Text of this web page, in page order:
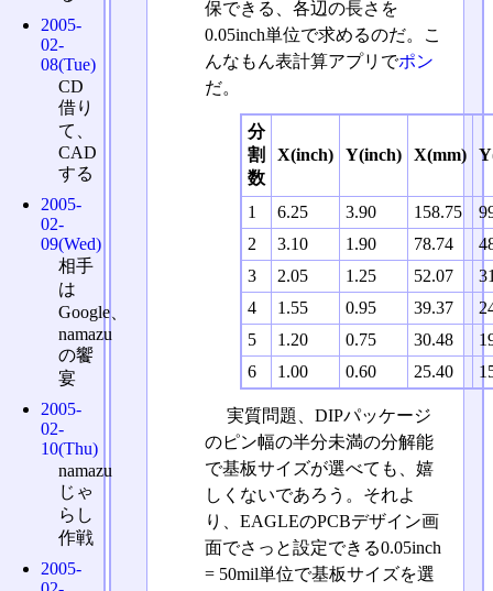
保できる、各辺の長さを
0.05inch単位で求めるのだ。こ
んなもん表計算アプリでポン
だ。
分
割
数
X(inch) Y(inch) X(mm)
1 6.25 3.90 158.75
2
3.10 1.90 78.74
3
2.05 1.25 52.07
4
1.55 0.95 39.37
5
1.20 0.75 30.48
6
1.00 0.60 25.40
実質問題、DIPパッケージ
のピン幅の半分未満の分解能
で基板サイズが選べても、嬉
しくないであろう。それよ
り、EAGLEのPCBデザイン画
面でさっと設定できる0.05inch
= 50mil単位で基板サイズを選
2005-
02-
08(Tue)
CD
借り
て、
CAD
する
2005-
02-
09(Wed)
相手
は
Google、
namazu
の饗
宴
2005-
02-
10(Thu)
namazu
じゃ
らし
作戦
2005-